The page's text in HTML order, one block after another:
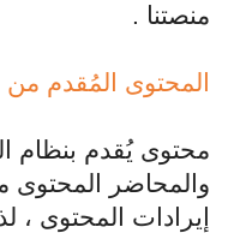
منصتنا .
المحتوى المُقدم من
محتوى يُقدم بنظام
والمحاضر
إيرادات المحتوى ،